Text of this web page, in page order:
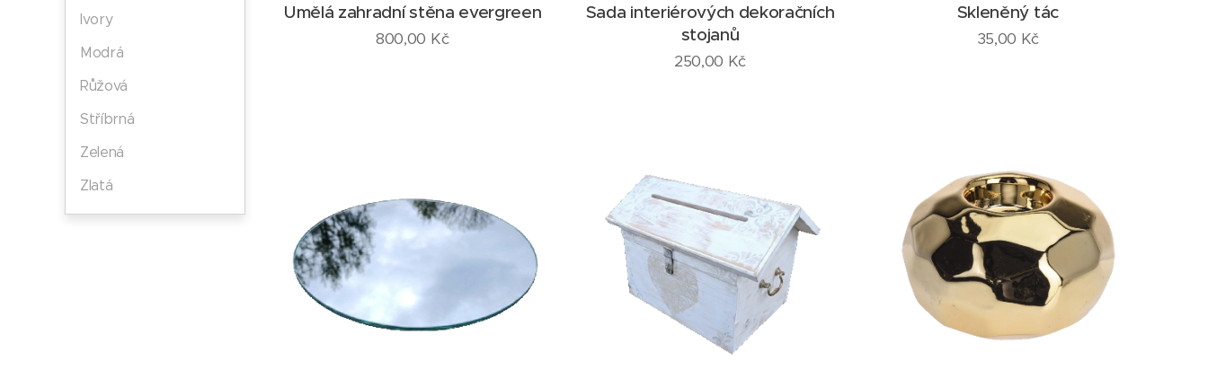
Ivory
Modrá
Růžová
Stříbrná
Zelená
Zlatá
Umělá zahradní stěna evergreen
800,00 Kč
Sada interiérových dekoračních
stojanů
250,00 Kč
Skleněný tác
35,00 Kč